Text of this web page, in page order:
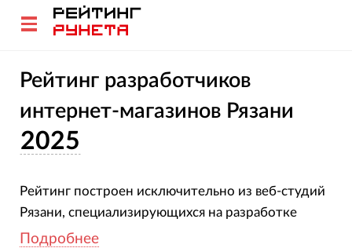
Рейтинг разработчиков
интернет-магазинов Рязани
2025
Рейтинг построен исключительно из веб-студий
Рязани, специализирующихся на разработке
интернет-магазинов. Чтобы предоставить вам
Подробнее